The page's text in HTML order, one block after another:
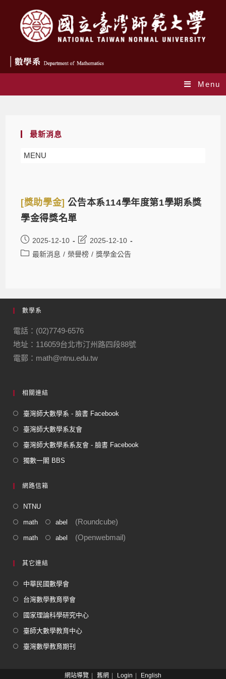
Menu
最新消息
MENU
[獎助學金]公告本系114學年度第1學期系獎
學金得獎名單
2025-12-10
2025-12-10
最新消息 / 榮譽榜 / 獎學金公告
數學系
電話：(02)7749-6576
地址：116059台北市汀州路四段88號
電郵：math@ntnu.edu.tw
相關連結
臺灣師大數學系 - 臉書 Facebook
臺灣師大數學系友會
臺灣師大數學系系友會 - 臉書 Facebook
獨數一閣 BBS
網路信箱
NTNU
math abel (Roundcube)
math abel (Openwebmail)
其它連結
中華民國數學會
台灣數學教育學會
國家理論科學研究中心
臺師大數學教育中心
臺灣數學教育期刊
網站導覽 舊網 Login English